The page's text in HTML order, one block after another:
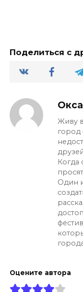
Поделиться с
Живу
город
Когда
Один
Оцените автора